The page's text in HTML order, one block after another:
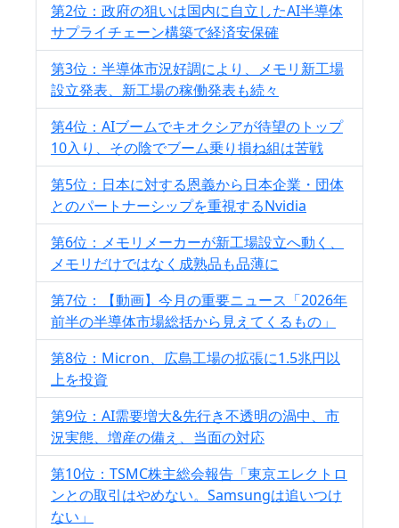
第2位：政府の狙いは国内に自立したAI半導体
サプライチェーン構築で経済安保確
第3位：半導体市況好調により、メモリ新工場
設立発表、新工場の稼働発表も続々
第4位：AIブームでキオクシアが待望のトップ
10入り、その陰でブーム乗り損ね組は苦戦
第5位：日本に対する恩義から日本企業・団体
とのパートナーシップを重視するNvidia
第6位：メモリメーカーが新工場設立へ動く、
メモリだけではなく成熟品も品薄に
第7位：【動画】今月の重要ニュース「2026年
前半の半導体市場総括から見えてくるもの」
第8位：Micron、広島工場の拡張に1.5兆円以
上を投資
第9位：AI需要増大&先行き不透明の渦中、市
況実態、増産の備え、当面の対応
第10位：TSMC株主総会報告「東京エレクトロ
ンとの取引はやめない。Samsungは追いつけ
ない」